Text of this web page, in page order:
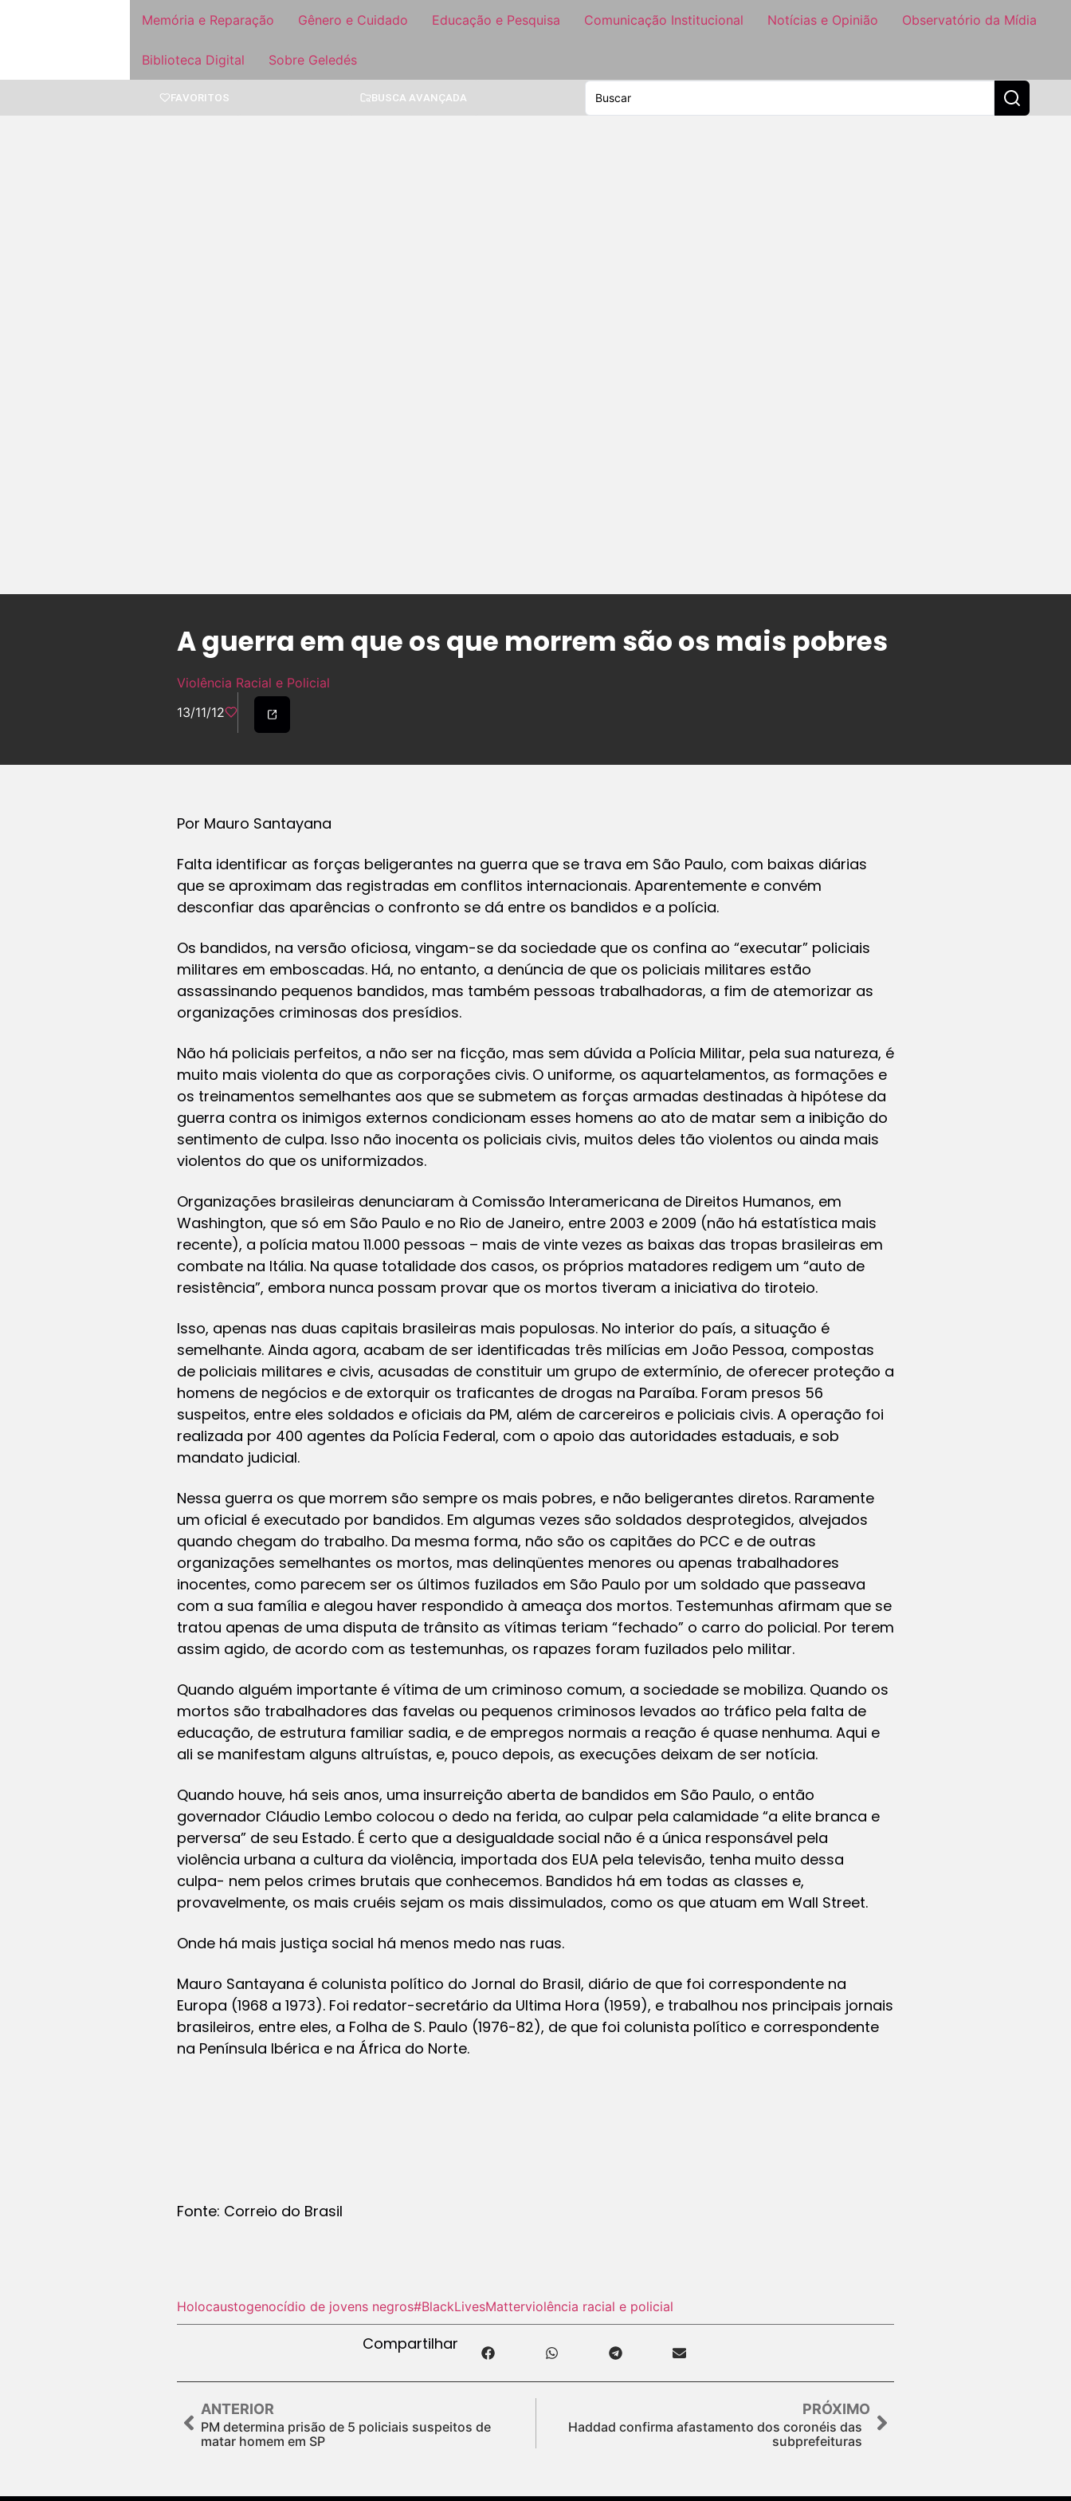
Memória e Reparação Gênero e Cuidado Educação e Pesquisa Comunicação Institucional Notícias e Opinião Observatório da Mídia
Biblioteca Digital Sobre Geledés
FAVORITOS BUSCA AVANÇADA
A guerra em que os que morrem são os mais pobres
Violência Racial e Policial
13/11/12
Por Mauro Santayana
Falta identificar as forças beligerantes na guerra que se trava em São Paulo, com baixas diárias
que se aproximam das registradas em conflitos internacionais. Aparentemente e convém
desconfiar das aparências o confronto se dá entre os bandidos e a polícia.
Os bandidos, na versão oficiosa, vingam-se da sociedade que os confina ao “executar” policiais
militares em emboscadas. Há, no entanto, a denúncia de que os policiais militares estão
assassinando pequenos bandidos, mas também pessoas trabalhadoras, a fim de atemorizar as
organizações criminosas dos presídios.
Não há policiais perfeitos, a não ser na ficção, mas sem dúvida a Polícia Militar, pela sua natureza, é
muito mais violenta do que as corporações civis. O uniforme, os aquartelamentos, as formações e
os treinamentos semelhantes aos que se submetem as forças armadas destinadas à hipótese da
guerra contra os inimigos externos condicionam esses homens ao ato de matar sem a inibição do
sentimento de culpa. Isso não inocenta os policiais civis, muitos deles tão violentos ou ainda mais
violentos do que os uniformizados.
Organizações brasileiras denunciaram à Comissão Interamericana de Direitos Humanos, em
Washington, que só em São Paulo e no Rio de Janeiro, entre 2003 e 2009 (não há estatística mais
recente), a polícia matou 11.000 pessoas – mais de vinte vezes as baixas das tropas brasileiras em
combate na Itália. Na quase totalidade dos casos, os próprios matadores redigem um “auto de
resistência”, embora nunca possam provar que os mortos tiveram a iniciativa do tiroteio.
Isso, apenas nas duas capitais brasileiras mais populosas. No interior do país, a situação é
semelhante. Ainda agora, acabam de ser identificadas três milícias em João Pessoa, compostas
de policiais militares e civis, acusadas de constituir um grupo de extermínio, de oferecer proteção a
homens de negócios e de extorquir os traficantes de drogas na Paraíba. Foram presos 56
suspeitos, entre eles soldados e oficiais da PM, além de carcereiros e policiais civis. A operação foi
realizada por 400 agentes da Polícia Federal, com o apoio das autoridades estaduais, e sob
mandato judicial.
Nessa guerra os que morrem são sempre os mais pobres, e não beligerantes diretos. Raramente
um oficial é executado por bandidos. Em algumas vezes são soldados desprotegidos, alvejados
quando chegam do trabalho. Da mesma forma, não são os capitães do PCC e de outras
organizações semelhantes os mortos, mas delinqüentes menores ou apenas trabalhadores
inocentes, como parecem ser os últimos fuzilados em São Paulo por um soldado que passeava
com a sua família e alegou haver respondido à ameaça dos mortos. Testemunhas afirmam que se
tratou apenas de uma disputa de trânsito as vítimas teriam “fechado” o carro do policial. Por terem
assim agido, de acordo com as testemunhas, os rapazes foram fuzilados pelo militar.
Quando alguém importante é vítima de um criminoso comum, a sociedade se mobiliza. Quando os
mortos são trabalhadores das favelas ou pequenos criminosos levados ao tráfico pela falta de
educação, de estrutura familiar sadia, e de empregos normais a reação é quase nenhuma. Aqui e
ali se manifestam alguns altruístas, e, pouco depois, as execuções deixam de ser notícia.
Quando houve, há seis anos, uma insurreição aberta de bandidos em São Paulo, o então
governador Cláudio Lembo colocou o dedo na ferida, ao culpar pela calamidade “a elite branca e
perversa” de seu Estado. É certo que a desigualdade social não é a única responsável pela
violência urbana a cultura da violência, importada dos EUA pela televisão, tenha muito dessa
culpa- nem pelos crimes brutais que conhecemos. Bandidos há em todas as classes e,
provavelmente, os mais cruéis sejam os mais dissimulados, como os que atuam em Wall Street.
Onde há mais justiça social há menos medo nas ruas.
Mauro Santayana é colunista político do Jornal do Brasil, diário de que foi correspondente na
Europa (1968 a 1973). Foi redator-secretário da Ultima Hora (1959), e trabalhou nos principais jornais
brasileiros, entre eles, a Folha de S. Paulo (1976-82), de que foi colunista político e correspondente
na Península Ibérica e na África do Norte.
Fonte: Correio do Brasil
Holocausto‬genocídio de jovens negros#BlackLivesMatterviolência racial e policial
Compartilhar
ANTERIOR
PM determina prisão de 5 policiais suspeitos de
matar homem em SP
PRÓXIMO
Haddad confirma afastamento dos coronéis das
subprefeituras